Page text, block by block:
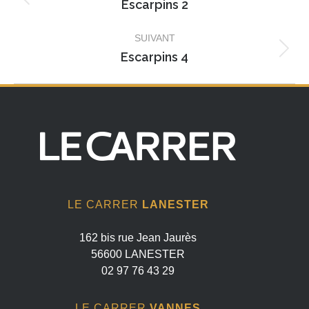
Album
:
Escarpins 2
SUIVANT
Album
Escarpins 4
LE CARRER LANESTER
162 bis rue Jean Jaurès
56600 LANESTER
02 97 76 43 29